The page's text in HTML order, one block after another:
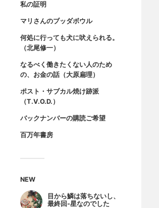
私の証明
マリさんのブッダボウル
何処に行っても犬に吠えられる。
（北尾修一）
なるべく働きたくない人のため
の、お金の話（大原扁理）
ポスト・サブカル焼け跡派
（T.V.O.D.）
バックナンバーの購読ご希望
百万年書房
NEW
目から鱗は落ちないし、
最終回-星なのでした